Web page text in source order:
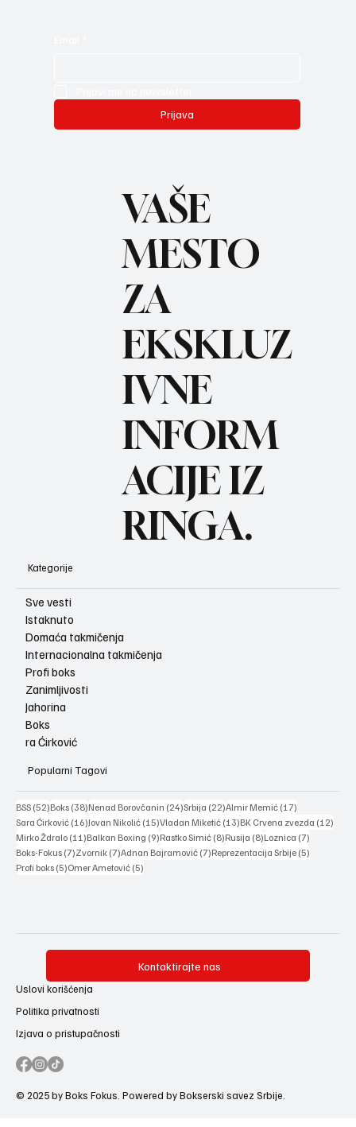
Prijava
REC
VAŠE
MESTO
ZA
EKSKLUZ
IVNE
INFORM
ACIJE IZ
RINGA.
Kategorije
Sve vesti
Istaknuto
Domaća takmičenja
Internacionalna takmičenja
Profi boks
Zanimljivosti
Jahorina
Boks
ra Ćirković
Popularni Tagovi
BSS (52)52 posts
Boks (38)38 posts
Nenad Borovčanin (24)24 posts
Srbija (22)22 posts
Almir Memić (17)
Sara Ćirković (16)16 posts
Jovan Nikolić (15)15 posts
Vladan Miketić (13)13 posts
BK Crvena zvezda (12)
Mirko Ždralo (11)11 posts
Balkan Boxing (9)9 posts
Rastko Simić (8)8 posts
Rusija (8)8 posts
Loznica (7)
Boks-Fokus (7)7 posts
Zvornik (7)7 posts
Adnan Bajramović (7)7 posts
Reprezentacija Srbije (5)
Profi boks (5)5 posts
Omer Ametović (5)
Kontaktirajte nas
Uslovi korišćenja
Politika privatnosti
Izjava o pristupačnosti
© 2025 by Boks Fokus. Powered by Bokserski savez Srbije.